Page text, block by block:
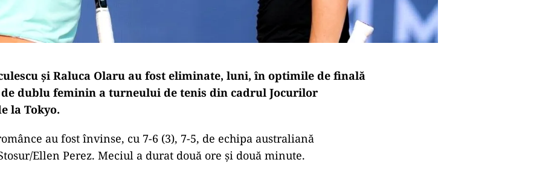
și Raluca Olaru au fost eliminate, luni, în optimile de finală
dublu feminin a turneului de tenis din cadrul Jocurilor
la Tokyo.
au fost învinse, cu 7-6 (3), 7-5, de echipa australiană
Ellen Perez. Meciul a durat două ore și două minute.